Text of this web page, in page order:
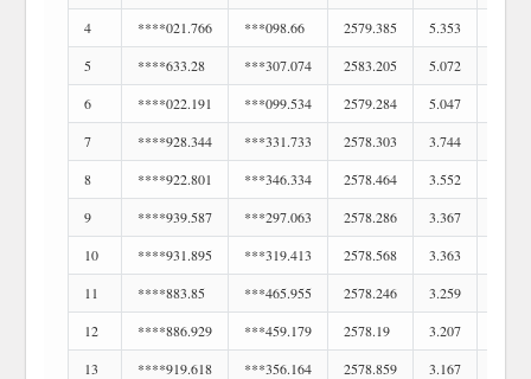
4
****021.766 ***098.66 2579.385 5.353
5
****633.28 ***307.074 2583.205 5.072
6
****022.191 ***099.534 2579.284 5.047
7
****928.344 ***331.733 2578.303 3.744
8
****922.801 ***346.334 2578.464 3.552
9
****939.587 ***297.063 2578.286 3.367
10
****931.895 ***319.413 2578.568 3.363
11
****883.85 ***465.955 2578.246 3.259
12
****886.929 ***459.179 2578.19 3.207
13
****919.618 ***356.164 2578.859 3.167